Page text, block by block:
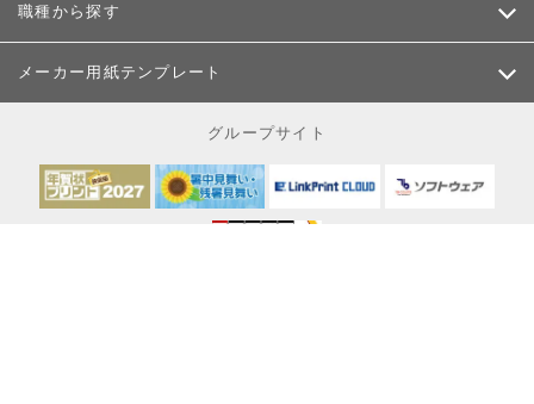
職種から探す
メーカー用紙テンプレート
グループサイト